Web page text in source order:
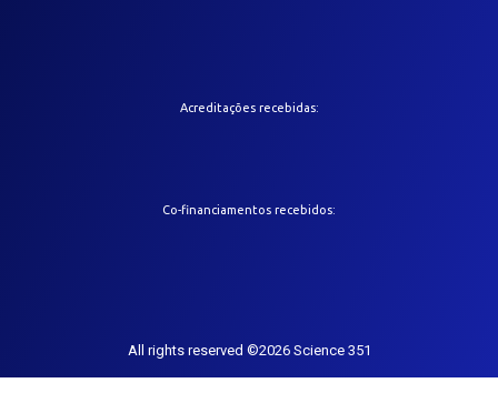
Acreditações recebidas:
Co-financiamentos recebidos:
All rights reserved ©2026 Science 351